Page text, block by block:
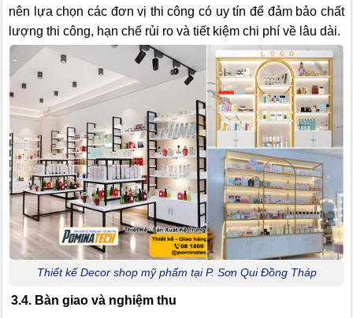
nên lựa chọn các đơn vị thi công có uy tín để đảm bảo chất
lượng thi công, hạn chế rủi ro và tiết kiệm chi phí về lâu dài.
Thiết kế Decor shop mỹ phẩm tại P. Sơn Qui Đồng Tháp
3.4. Bàn giao và nghiệm thu